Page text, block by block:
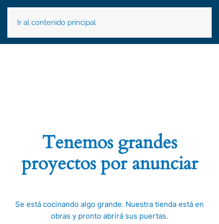
Ir al contenido principal
Tenemos grandes
proyectos por anunciar
Se está cocinando algo grande. Nuestra tienda está en
obras y pronto abrirá sus puertas.